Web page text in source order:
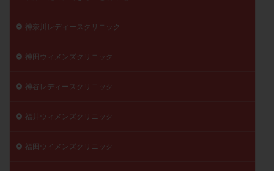
神奈川レディースクリニック
神田ウィメンズクリニック
神谷レディースクリニック
福井ウィメンズクリニック
福田ウイメンズクリニック